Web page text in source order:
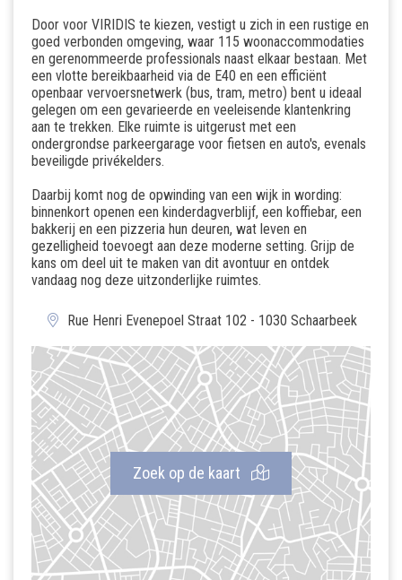
Door voor VIRIDIS te kiezen, vestigt u zich in een rustige en
goed verbonden omgeving, waar 115 woonaccommodaties
en gerenommeerde professionals naast elkaar bestaan. Met
een vlotte bereikbaarheid via de E40 en een efficiënt
openbaar vervoersnetwerk (bus, tram, metro) bent u ideaal
gelegen om een ​​gevarieerde en veeleisende klantenkring
aan te trekken. Elke ruimte is uitgerust met een
ondergrondse parkeergarage voor fietsen en auto's, evenals
beveiligde privékelders.
Daarbij komt nog de opwinding van een wijk in wording:
binnenkort openen een kinderdagverblijf, een koffiebar, een
bakkerij en een pizzeria hun deuren, wat leven en
gezelligheid toevoegt aan deze moderne setting. Grijp de
kans om deel uit te maken van dit avontuur en ontdek
vandaag nog deze uitzonderlijke ruimtes.
Rue Henri Evenepoel Straat 102 - 1030 Schaarbeek
Zoek op de kaart